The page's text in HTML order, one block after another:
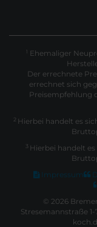
1 Ehemaliger
Der errechnete
errechnet sich
Preisempfehlung
2 Hierbei handelt es
3 Hierbei handelt
Impressum
© 2026
Stresemannstraße